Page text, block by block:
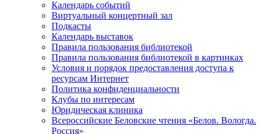
Календарь событий
Виртуальный концертный зал
Подкасты
Календарь выставок
Правила пользования библиотекой
Правила пользования библиотекой в картинках
Условия и порядок предоставления доступа к
ресурсам Интернет
Политика конфиденциальности
Клубы по интересам
Юридическая клиника
Всероссийские Беловские чтения «Белов. Вологда.
Россия»